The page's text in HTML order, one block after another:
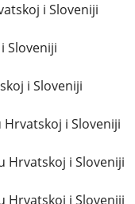
i Sloveniji
Sloveniji
i Sloveniji
i Sloveniji
Hrvatskoj i Sloveniji
Hrvatskoj i Sloveniji